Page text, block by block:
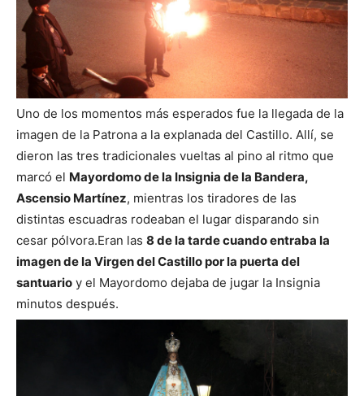
Uno de los momentos más esperados fue la llegada de la
imagen de la Patrona a la explanada del Castillo. Allí, se
dieron las tres tradicionales vueltas al pino al ritmo que
marcó el Mayordomo de la Insignia de la Bandera,
Ascensio Martínez, mientras los tiradores de las
distintas escuadras rodeaban el lugar disparando sin
cesar pólvora.Eran las 8 de la tarde cuando entraba la
imagen de la Virgen del Castillo por la puerta del
santuario y el Mayordomo dejaba de jugar la Insignia
minutos después.